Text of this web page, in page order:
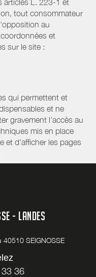
tout consommateur
au
et
sur le site :
qui permettent et
et ne
gravement l’accès au
mis en place
et d’afficher les pages
- LANDES
40510 SEIGNOSSE
36